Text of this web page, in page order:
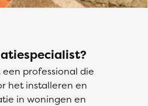
professional die
het installeren en
in woningen en